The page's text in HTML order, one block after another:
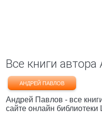
Все книги
АНДРЕЙ ПАВЛОВ
Андрей Павлов - все
сайте онлайн библиотеки